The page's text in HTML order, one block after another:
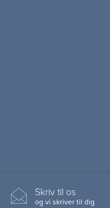
Skriv til os
og vi skriver til dig